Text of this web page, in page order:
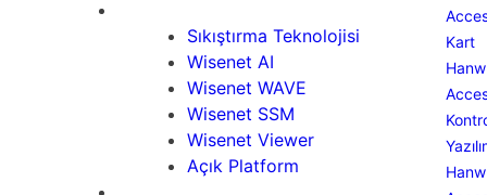
Kart
Sıkıştırma Teknolojisi
Wisenet AI
Wisenet WAVE
Wisenet SSM
Wisenet Viewer
Açık Platform